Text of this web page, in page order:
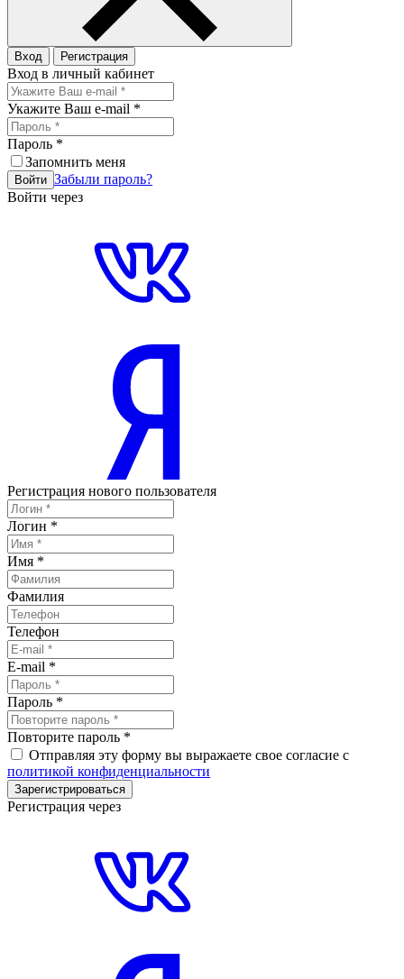
Вход Регистрация
Вход в личный кабинет
Укажите Ваш e-mail *
Пароль *
Запомнить меня
Войти Забыли пароль?
Войти через
Регистрация нового пользователя
Логин *
Имя *
Фамилия
Телефон
E-mail *
Пароль *
Повторите пароль *
Отправляя эту форму вы выражаете свое согласие с
политикой конфиденциальности
Зарегистрироваться
Регистрация через